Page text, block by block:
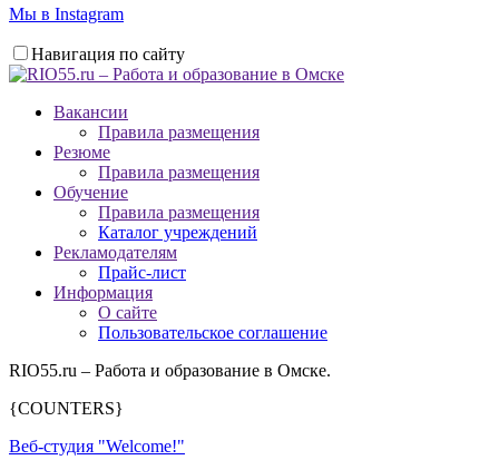
Мы в Instagram
Навигация по сайту
Вакансии
Правила размещения
Резюме
Правила размещения
Обучение
Правила размещения
Каталог учреждений
Рекламодателям
Прайс-лист
Информация
О сайте
Пользовательское соглашение
RIO55.ru – Работа и образование в Омске.
{COUNTERS}
Веб-студия "Welcome!"